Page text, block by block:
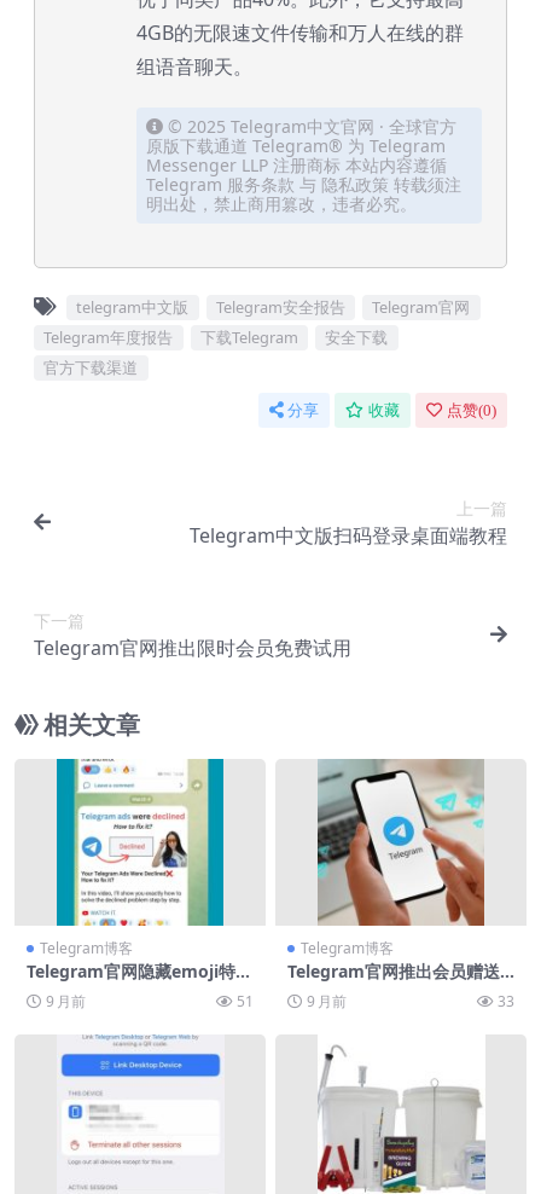
4GB的无限速文件传输和万人在线的群
组语音聊天。
© 2025 Telegram中文官网 · 全球官方
原版下载通道 Telegram® 为 Telegram
Messenger LLP 注册商标 本站内容遵循
Telegram 服务条款 与 隐私政策 转载须注
明出处，禁止商用篡改，违者必究。
telegram中文版 Telegram安全报告
Telegram官网
Telegram年度报告
下载Telegram
安全下载
官方下载渠道
分享 收藏 点赞(0)
上一篇
Telegram中文版扫码登录桌面端教程
下一篇
Telegram官网推出限时会员免费试用
相关文章
Telegram博客
Telegram官网隐藏emoji特效
代码9 月前 51
Telegram博客
Telegram官网推出会员赠送
功能9 月前 33